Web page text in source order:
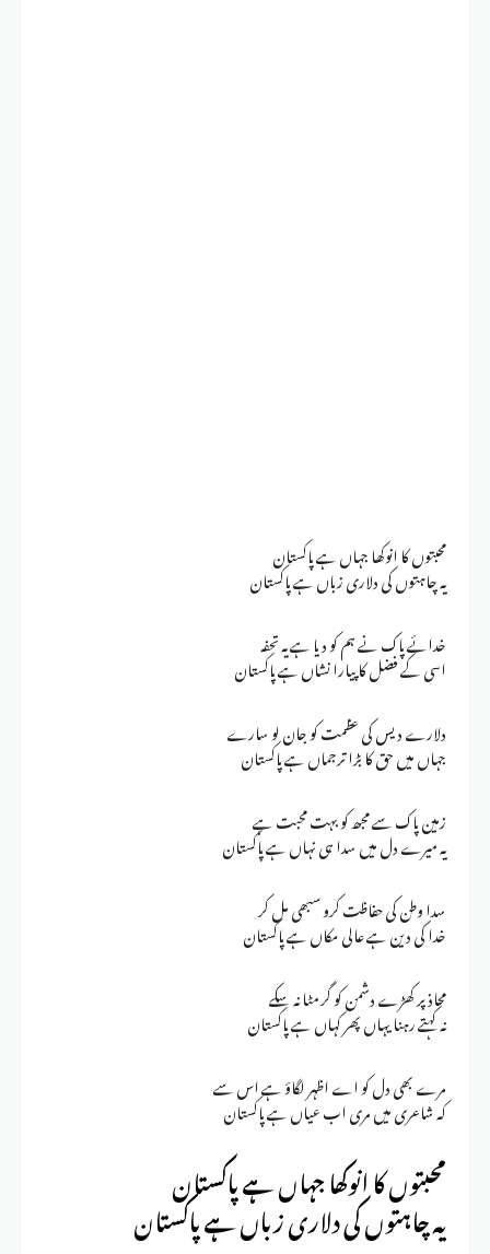
محبتوں کا انوکھا جہاں ہے پاکستان
یہ چاہتوں کی دلاری زباں ہے پاکستان
خدائے پاک نے ہم کو دیا ہے یہ تحفہ
اسی کے فضل کا پیارا نشاں ہے پاکستان
دلارے دیس کی عظمت کو جان لو سارے
جہاں میں حق کا بڑا ترجماں ہے پاکستان
زمین پاک سے مجھ کو بہت محبت ہے
یہ میرے دل میں سدا ہی نہاں ہے پاکستان
سدا وطن کی حفاظت کرو سبھی مل کر
خدا کی دین ہے عالی مکاں ہے پاکستان
محاذ پر کھڑے دشمن کو گر مٹا نہ سکے
نہ کہتے رہنا یہاں پھر کہاں ہے پاکستان
مرے بھی دل کو اے اظہر لگاؤ ہے اس سے
کہ شاعری میں مری اب عیاں ہے پاکستان
محبتوں کا انوکھا جہاں ہے پاکستان
یہ چاہتوں کی دلاری زباں ہے پاکستان